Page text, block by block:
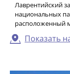
Лаврентийский
национальных
расположенный
Показать